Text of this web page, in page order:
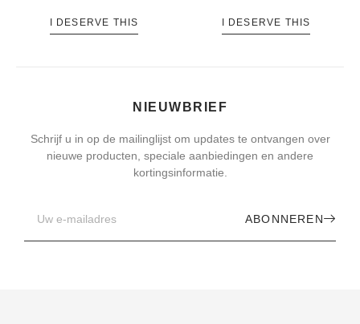
I DESERVE THIS I DESERVE THIS
NIEUWBRIEF
Schrijf u in op de mailinglijst om updates te ontvangen over
nieuwe producten, speciale aanbiedingen en andere
kortingsinformatie.
ABONNEREN